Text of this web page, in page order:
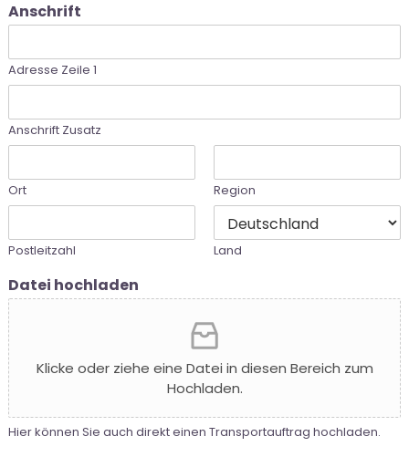
Anschrift
Adresse Zeile 1
Anschrift Zusatz
Ort Region
Postleitzahl Land
Datei hochladen
Klicke oder ziehe eine Datei in diesen Bereich zum
Hochladen.
Hier können Sie auch direkt einen Transportauftrag hochladen.